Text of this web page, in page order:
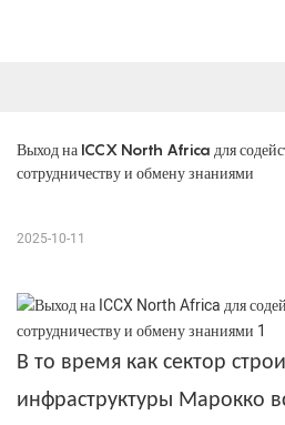
Выход на ICCX North Africa для
сотрудничеству и обмену знаниями
2025-10-11
В то время как сектор
инфраструктуры Марокко